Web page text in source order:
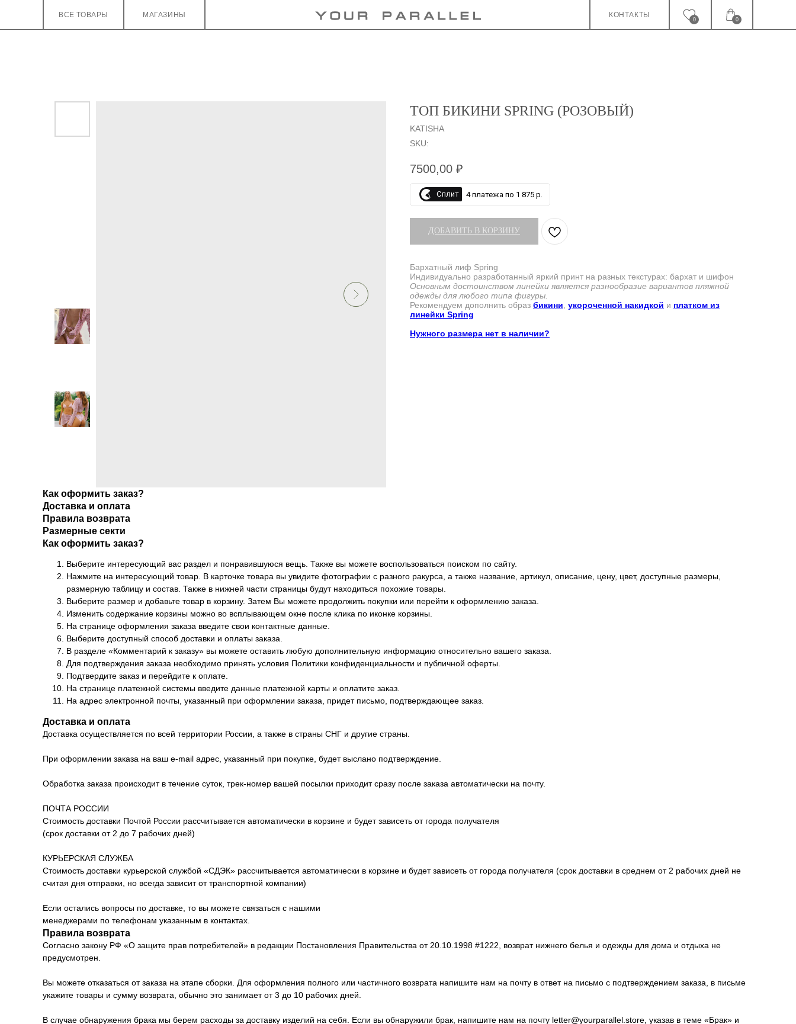
ВСЕ ТОВАРЫ МАГАЗИНЫ КОНТАКТЫ
0
0
ТОП БИКИНИ SPRING (РОЗОВЫЙ)
KATISHA
SKU:
7500,00 ₽
Сплит 4 платежа по 1 875 р.
ДОБАВИТЬ В КОРЗИНУ
Бархатный лиф Spring
Индивидуально разработанный яркий принт на разных текстурах: бархат и шифон
Основным достоинством линейки является разнообразие вариантов пляжной
одежды для любого типа фигуры.
Рекомендуем дополнить образ бикини, укороченной накидкой и платком из
линейки Spring
Нужного размера нет в наличии?
Как оформить заказ?
Доставка и оплата
Правила возврата
Размерные секти
Как оформить заказ?
Выберите интересующий вас раздел и понравившуюся вещь. Также вы можете воспользоваться поиском по сайту.
Нажмите на интересующий товар. В карточке товара вы увидите фотографии с разного ракурса, а также название, артикул, описание, цену, цвет, доступные размеры,
размерную таблицу и состав. Также в нижней части страницы будут находиться похожие товары.
Выберите размер и добавьте товар в корзину. Затем Вы можете продолжить покупки или перейти к оформлению заказа.
Изменить содержание корзины можно во всплывающем окне после клика по иконке корзины.
На странице оформления заказа введите свои контактные данные.
Выберите доступный способ доставки и оплаты заказа.
В разделе «Комментарий к заказу» вы можете оставить любую дополнительную информацию относительно вашего заказа.
Для подтверждения заказа необходимо принять условия Политики конфиденциальности и публичной оферты.
Подтвердите заказ и перейдите к оплате.
На странице платежной системы введите данные платежной карты и оплатите заказ.
На адрес электронной почты, указанный при оформлении заказа, придет письмо, подтверждающее заказ.
Доставка и оплата
Доставка осуществляется по всей территории России, а также в страны СНГ и другие страны.
При оформлении заказа на ваш e-mail адрес, указанный при покупке, будет выслано подтверждение.
Обработка заказа происходит в течение суток, трек-номер вашей посылки приходит сразу после заказа автоматически на почту.
ПОЧТА РОССИИ
Стоимость доставки Почтой России рассчитывается автоматически в корзине и будет зависеть от города получателя
(срок доставки от 2 до 7 рабочих дней)
КУРЬЕРСКАЯ СЛУЖБА
Стоимость доставки курьерской службой «СДЭК» рассчитывается автоматически в корзине и будет зависеть от города получателя (срок доставки в среднем от 2 рабочих дней не
считая дня отправки, но всегда зависит от транспортной компании)
Если остались вопросы по доставке, то вы можете связаться с нашими
менеджерами по телефонам указанным в контактах.
Правила возврата
Согласно закону РФ «О защите прав потребителей» в редакции Постановления Правительства от 20.10.1998 #1222, возврат нижнего белья и одежды для дома и отдыха не
предусмотрен.
Вы можете отказаться от заказа на этапе сборки. Для оформления полного или частичного возврата напишите нам на почту в ответ на письмо с подтверждением заказа, в письме
укажите товары и сумму возврата, обычно это занимает от 3 до 10 рабочих дней.
В случае обнаружения брака мы берем расходы за доставку изделий на себя. Если вы обнаружили брак, напишите нам на почту letter@yourparallel.store, указав в теме «Брак» и